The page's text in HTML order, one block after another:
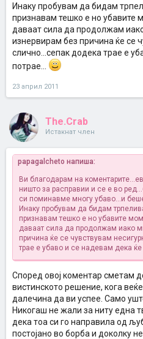
Инаку пробувам да бидам
признавам тешко е но убавите
даваат сила да продолжам
изнервирам без причина ќе се
слично...сепак додека трае е
потрае...
23 април 2011
The.Crab
Истакнат член
papagalcheto напиша:
Ви благодарам на
ништо за расправии и се е во
си поминавме многу убаво...и
Инаку пробувам да бидам
признавам тешко е но убавите
даваат сила да продолжам иако
причина ќе се чувствувам
трае е убаво и се надевам дека ќе
Според овој коментар сметам
вистинското решение, кога
далечина да ви успее. Само
Никогаш не жали за ниту една
дека тоа си го направила од
постојано во борба и доколку